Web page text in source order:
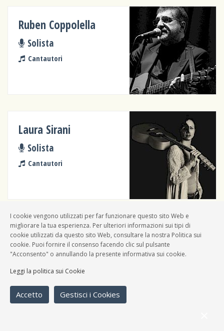
Ruben Coppolella
Solista
Cantautori
Laura Sirani
Solista
Cantautori
Louis Pirrera
Dj
Cantautori
I cookie vengono utilizzati per far funzionare questo sito Web e
migliorare la tua esperienza. Per ulteriori informazioni sui tipi di
cookie utilizzati da questo sito Web, consultare la nostra Politica sui
cookie. Puoi fornire il consenso facendo clic sul pulsante
"Acconsento" o annullando la presente informativa sui cookie.
Leggi la politica sui Cookie
Accetto Gestisci i Cookies